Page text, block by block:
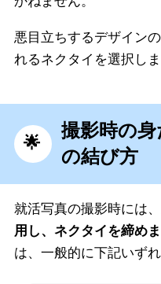
悪目立ちするデザイン
れるネクタイを選択しま
撮影時の
の結び方
就活写真の撮影時には、
用し、ネクタイを締めま
は、一般的に下記いず